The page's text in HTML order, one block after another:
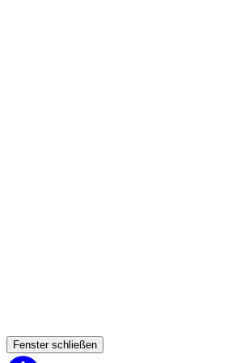
Fenster schließen